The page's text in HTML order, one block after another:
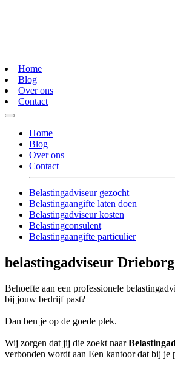
Home
Blog
Over ons
Contact
Home
Blog
Over ons
Contact
Belastingadviseur gezocht
Belastingaangifte laten doen
Belastingadviseur kosten
Belastingconsulent
Belastingaangifte particulier
belastingadviseur Drieborg
Behoefte aan een professionele
bij jouw bedrijf past?
Dan ben je op de goede plek.
Wij zorgen dat jij die zoekt naar
verbonden wordt aan Een kantoor dat bij je